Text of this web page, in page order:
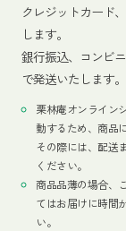
クレジットカード、
します。
銀行振込、コンビ
で発送いたします。
栗林庵オンライン
動するため、商品
その際には、配送
ください。
商品品薄の場合、
てはお届けに時間
い。